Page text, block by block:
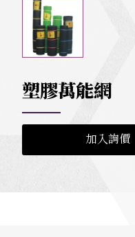
塑膠萬能網
加入詢價